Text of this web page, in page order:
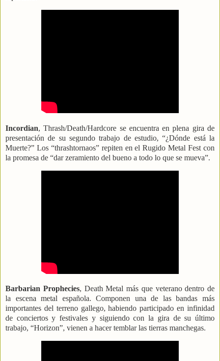
Incordian, Thrash/Death/Hardcore se encuentra en plena gira de
presentación de su segundo trabajo de estudio, “¿Dónde está la
Muerte?” Los “thrashtornaos” repiten en el Rugido Metal Fest con
la promesa de “dar zeramiento del bueno a todo lo que se mueva”.
Barbarian Prophecies, Death Metal más que veterano dentro de
la escena metal española. Componen una de las bandas más
importantes del terreno gallego, habiendo participado en infinidad
de conciertos y festivales y siguiendo con la gira de su último
trabajo, “Horizon”, vienen a hacer temblar las tierras manchegas.